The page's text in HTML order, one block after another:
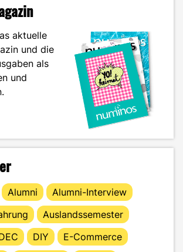
aktuelle
und die
als
und
Alumni
Alumni-Interview
Auslandssemester
DIY
E-Commerce